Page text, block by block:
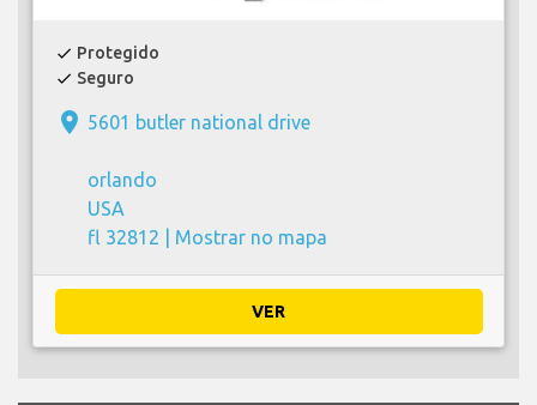
check Protegido
check Seguro
place 5601 butler national drive
orlando
USA
fl 32812 | Mostrar no mapa
VER